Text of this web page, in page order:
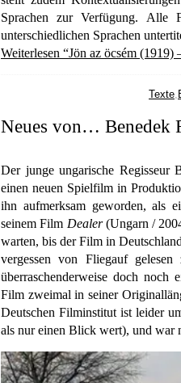
Sprachen zur Verfügung. Alle
unterschiedlichen Sprachen
Weiterlesen “Jön az öcsém
Texte,
Neues von… Benedek
Der junge ungarische Regisseur
einen neuen Spielfilm in
ihn aufmerksam geworden, als
seinem Film Dealer(Ungarn /
warten, bis der Film in
vergessen von Fliegauf
überraschenderweise doch
Film zweimal in seiner
Deutschen Filminstitut ist leider
als nur einen Blick wert), und war